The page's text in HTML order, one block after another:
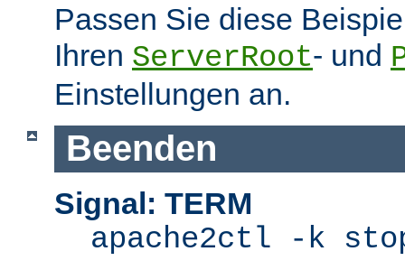
Passen Sie diese
Ihren ServerRoot- und
Einstellungen an.
Beenden
Signal: TERM
apache2ctl -k